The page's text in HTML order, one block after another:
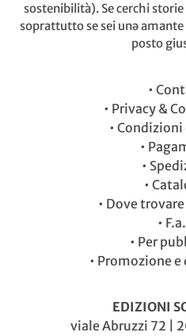
sostenibilità). Se cerchi
soprattutto se sei unə
posto
•
• Privacy &
• Condizioni
•
•
•
• Dove
•
• Per
• Promozione
EDIZIONI
viale Abruzzi 72 |